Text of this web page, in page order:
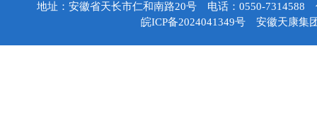
地址：安徽省天长市仁和南路20号 电话：0550-
皖ICP备2024041349号
安徽天康集